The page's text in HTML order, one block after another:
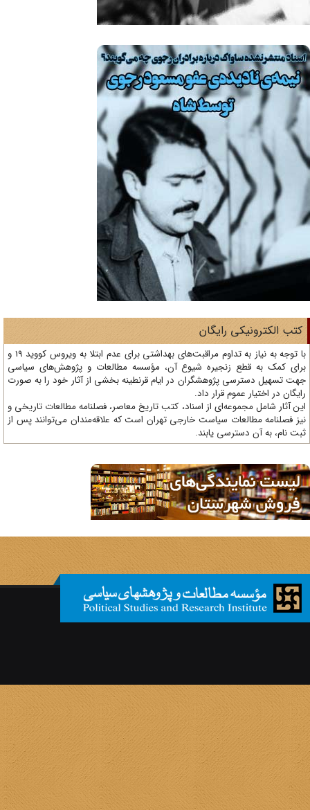
الکترونیکی رایگان
با توجه به نیاز به تداوم مراقبت‌های بهداشتی برای عدم ابتلا به ویروس کووید 19 و
کمک به قطع زنجیره شیوع آن، مؤسسه مطالعات و پژوهش‌های سیاسی
تسهیل دسترسی پژوهشگران در ایام قرنطینه بخشی از آثار خود را به صورت
در اختیار عموم قرار داد.
آثار شامل مجموعه‌ای از اسناد، کتب تاریخ معاصر، فصلنامه‌ مطالعات تاریخی و
فصلنامه مطالعات سیاست خارجی تهران است که علاقه‌مندان می‌توانند پس از
نام، به آن دسترسی یابند.